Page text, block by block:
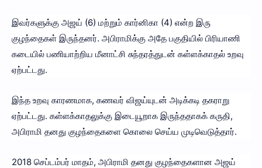
இவர்களுக்கு அஜய் (6) மற்றும் கார்னிகா (4) என்ற இரு
குழந்தைகள் இருந்தனர். அபிராமிக்கு அதே பகுதியில் பிரியாணி
கடையில் பணியாற்றிய மீனாட்சி சுந்தரத்துடன் கள்ளக்காதல் உறவு
ஏற்பட்டது.
இந்த உறவு காரணமாக, கணவர் விஜய்யுடன் அடிக்கடி தகராறு
ஏற்பட்டது. கள்ளக்காதலுக்கு இடையூறாக இருந்ததாகக் கருதி,
அபிராமி தனது குழந்தைகளை கொலை செய்ய முடிவெடுத்தார்.
2018 செப்டம்பர் மாதம், அபிராமி தனது குழந்தைகளான அஜய்